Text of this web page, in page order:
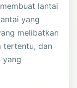
lantai
yang
melibatkan
tertentu, dan
yang